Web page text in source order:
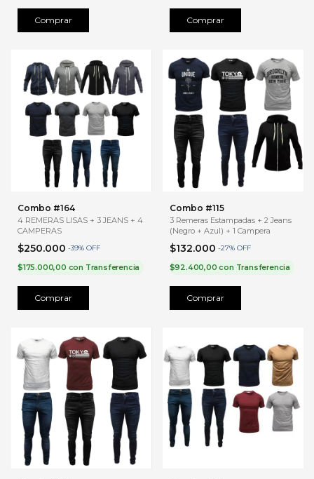
Comprar Comprar
Combo #164
4 REMERAS LISAS + 3 JEANS + 4
CAMPERAS
$250.000 -39% OFF
$175.000,00 con Transferencia
Comprar
Combo #115
3 Remeras Estampadas + 2 Jeans
(Negro + Azul) + 1 Campera
$132.000 -27% OFF
$92.400,00con Transferencia
Comprar